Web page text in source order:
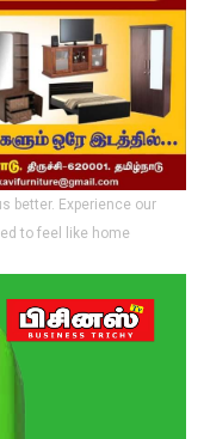
better. Experience our
to feel like home